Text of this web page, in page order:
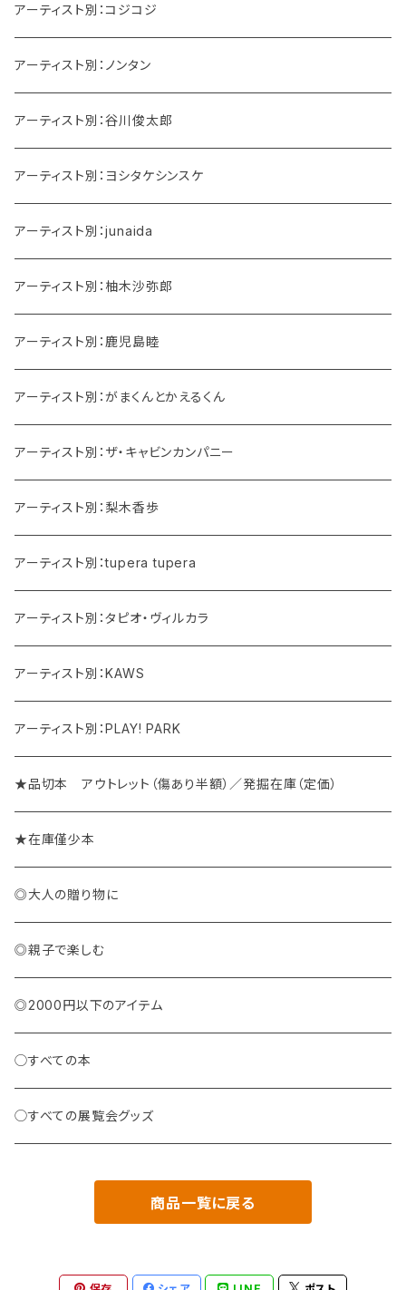
アーティスト別：コジコジ
アーティスト別：ノンタン
アーティスト別：谷川俊太郎
アーティスト別：ヨシタケシンスケ
アーティスト別：junaida
アーティスト別：柚木沙弥郎
アーティスト別：鹿児島睦
アーティスト別：がまくんとかえるくん
アーティスト別：ザ・キャビンカンパニー
アーティスト別：梨木香歩
アーティスト別：tupera tupera
アーティスト別：タピオ・ヴィルカラ
アーティスト別：KAWS
アーティスト別：PLAY! PARK
★品切本 アウトレット（傷あり半額）／発掘在庫（定価）
★在庫僅少本
◎大人の贈り物に
◎親子で楽しむ
◎2000円以下のアイテム
◯すべての本
◯すべての展覧会グッズ
商品一覧に戻る